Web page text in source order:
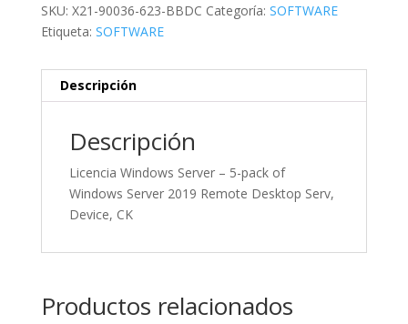
SKU: X21-90036-623-BBDC Categoría: SOFTWARE
Etiqueta: SOFTWARE
Descripción
Descripción
Licencia Windows Server – 5-pack of
Windows Server 2019 Remote Desktop Serv,
Device, CK
Productos relacionados